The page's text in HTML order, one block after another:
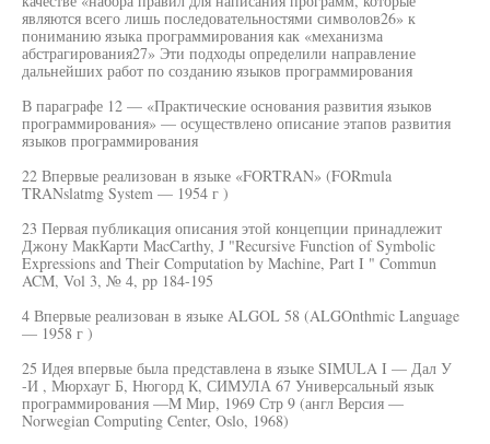
являются всего лишь последовательностями символов26» к
пониманию языка программирования как «механизма
абстрагирования27» Эти подходы определили направление
дальнейших работ по созданию языков программирования
В параграфе 12 — «Практические основания развития языков
программирования» — осуществлено описание этапов развития
языков программирования
22 Впервые реализован в языке «FORTRAN» (FORmula
TRANslatmg System — 1954 г )
23 Первая публикация описания этой концепции принадлежит
Джону МакКарти MacCarthy, J "Recursive Function of Symbolic
Expressions and Their Computation by Machine, Part I " Commun
ACM, Vol 3, № 4, pp 184-195
4 Впервые реализован в языке ALGOL 58 (ALGOnthmic Language
— 1958 г )
25 Идея впервые была представлена в языке SIMULA I — Дал У
-И , Мюрхауг Б, Нюгорд К, СИМУЛА 67 Универсальный язык
программирования —M Мир, 1969 Стр 9 (англ Версия —
Norwegian Computing Center, Oslo, 1968)